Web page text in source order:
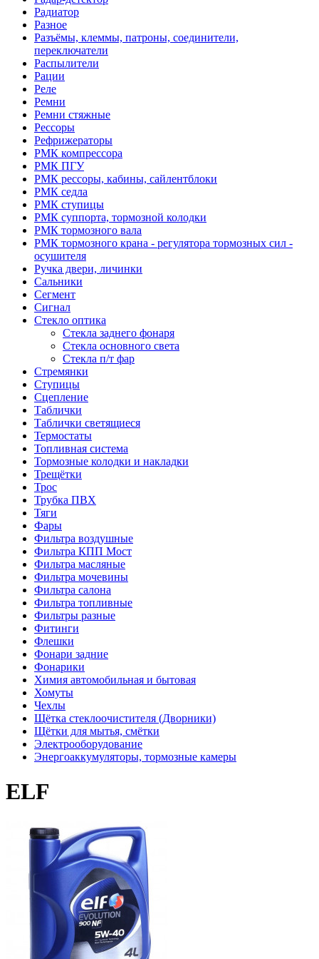
Радиатор
Разное
Разъёмы, клеммы, патроны, соединители,
переключатели
Распылители
Рации
Реле
Ремни
Ремни стяжные
Рессоры
Рефрижераторы
РМК компрессора
РМК ПГУ
РМК рессоры, кабины, сайлентблоки
РМК седла
РМК ступицы
РМК суппорта, тормозной колодки
РМК тормозного вала
РМК тормозного крана - регулятора тормозных сил -
осушителя
Ручка двери, личинки
Сальники
Сегмент
Сигнал
Стекло оптика
Стекла заднего фонаря
Стекла основного света
Стекла п/т фар
Стремянки
Ступицы
Сцепление
Таблички
Таблички светящиеся
Термостаты
Топливная система
Тормозные колодки и накладки
Трещётки
Трос
Трубка ПВХ
Тяги
Фары
Фильтра воздушные
Фильтра КПП Мост
Фильтра масляные
Фильтра мочевины
Фильтра салона
Фильтра топливные
Фильтры разные
Фитинги
Флешки
Фонари задние
Фонарики
Химия автомобильная и бытовая
Хомуты
Чехлы
Щётка стеклоочистителя (Дворники)
Щётки для мытья, смётки
Электрооборудование
Энергоаккумуляторы, тормозные камеры
ELF